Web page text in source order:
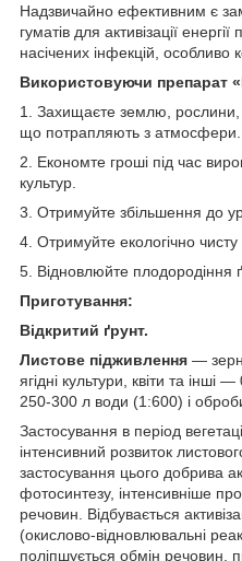
Надзвичайно ефективним є
гуматів для активізації
насічених інфекцій, особливо
Використовуючи препарат
1. Захищаєте землю, рослини,
що потрапляють з атмосфери.
2. Економте гроші під час
культур.
3. Отримуйте збільшення до
4. Отримуйте екологічно чисту
5. Відновлюйте плодородіння
Приготування:
Відкритий ґрунт.
Листове підживлення —
ягідні культури, квіти та
250-300 л води (1:600) і
Застосування в період
інтенсивний розвиток
застосування цього добрива
фотосинтезу, інтенсивніше
речовин. Відбувається
(окислово-відновлювальні
поліпшується обмін речовин,